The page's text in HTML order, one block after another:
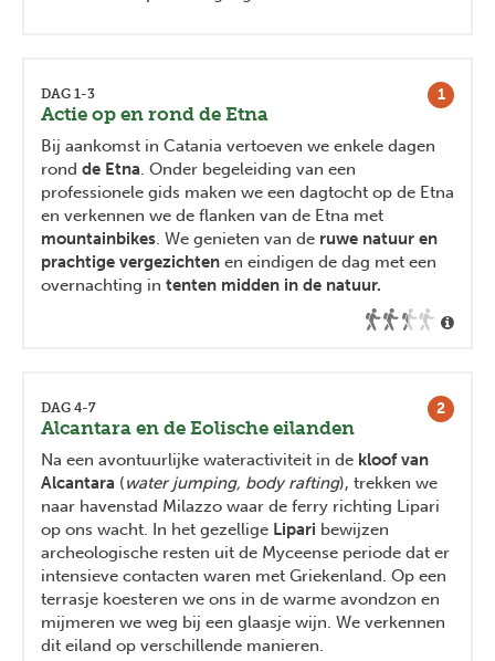
1
DAG 1-3
Actie op en rond de Etna
Bij aankomst in Catania vertoeven we enkele dagen
rond de Etna. Onder begeleiding van een
professionele gids maken we een dagtocht op de Etna
en verkennen we de flanken van de Etna met
mountainbikes. We genieten van de ruwe natuur en
prachtige vergezichten en eindigen de dag met een
overnachting in tenten midden in de natuur.
2
DAG 4-7
Alcantara en de Eolische eilanden
Na een avontuurlijke wateractiviteit in de kloof van
Alcantara (water jumping, body rafting), trekken we
naar havenstad Milazzo waar de ferry richting Lipari
op ons wacht. In het gezellige Lipari bewijzen
archeologische resten uit de Myceense periode dat er
intensieve contacten waren met Griekenland. Op een
terrasje koesteren we ons in de warme avondzon en
mijmeren we weg bij een glaasje wijn. We verkennen
dit eiland op verschillende manieren.